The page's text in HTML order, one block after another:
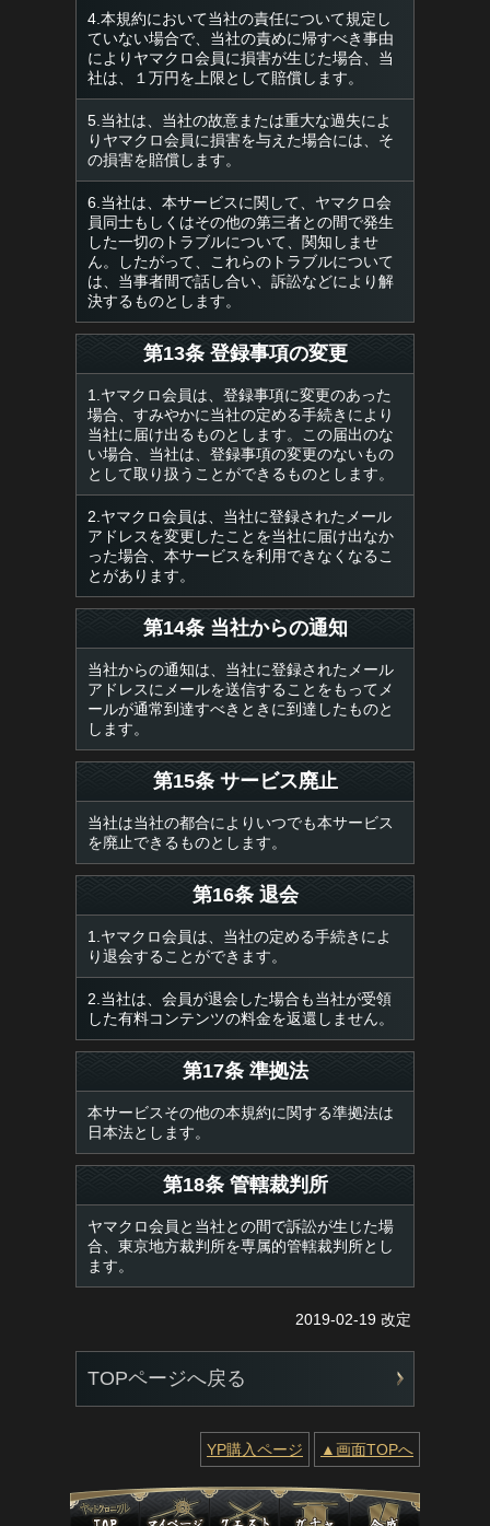
4.本規約において当社の責任について規定し
ていない場合で、当社の責めに帰すべき事由
によりヤマクロ会員に損害が生じた場合、当
社は、１万円を上限として賠償します。
5.当社は、当社の故意または重大な過失によ
りヤマクロ会員に損害を与えた場合には、そ
の損害を賠償します。
6.当社は、本サービスに関して、ヤマクロ会
員同士もしくはその他の第三者との間で発生
した一切のトラブルについて、関知しませ
ん。したがって、これらのトラブルについて
は、当事者間で話し合い、訴訟などにより解
決するものとします。
第13条 登録事項の変更
1.ヤマクロ会員は、登録事項に変更のあった
場合、すみやかに当社の定める手続きにより
当社に届け出るものとします。この届出のな
い場合、当社は、登録事項の変更のないもの
として取り扱うことができるものとします。
2.ヤマクロ会員は、当社に登録されたメール
アドレスを変更したことを当社に届け出なか
った場合、本サービスを利用できなくなるこ
とがあります。
第14条 当社からの通知
当社からの通知は、当社に登録されたメール
アドレスにメールを送信することをもってメ
ールが通常到達すべきときに到達したものと
します。
第15条 サービス廃止
当社は当社の都合によりいつでも本サービス
を廃止できるものとします。
第16条 退会
1.ヤマクロ会員は、当社の定める手続きによ
り退会することができます。
2.当社は、会員が退会した場合も当社が受領
した有料コンテンツの料金を返還しません。
第17条 準拠法
本サービスその他の本規約に関する準拠法は
日本法とします。
第18条 管轄裁判所
ヤマクロ会員と当社との間で訴訟が生じた場
合、東京地方裁判所を専属的管轄裁判所とし
ます。
2019-02-19 改定
TOPページへ戻る
YP購入ページ ▲画面TOPへ